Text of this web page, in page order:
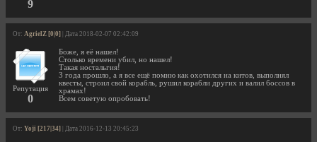
9
От: AgrielZ [0|0] | Дата 2018-02-07 02:42:09
Репутация
0
Боже, я её нашел!
Столько времени убил, но нашел!
Такая ностальгия!
3 года прошло, а я все ещё помню как охотился на китов, выполнял
квесты, строил свой корабль, рушил корабли других и валил боссов в
храмах!
Всем советую опробовать!
От: Yoji [217|34] | Дата 2016-12-13 20:45:23